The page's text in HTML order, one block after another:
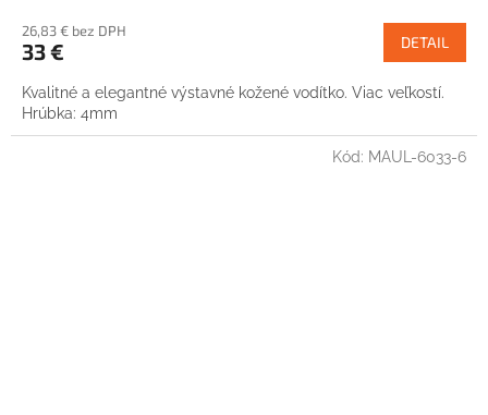
26,83 € bez DPH
33 € DETAIL
Kvalitné a elegantné výstavné kožené vodítko. Viac veľkostí.
Hrúbka: 4mm
Kód: MAUL-6033-6